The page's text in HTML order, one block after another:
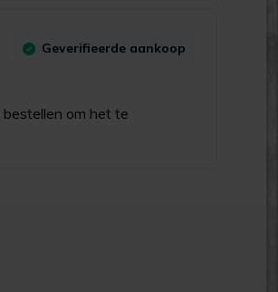
Geverifieerde aankoop
om het te